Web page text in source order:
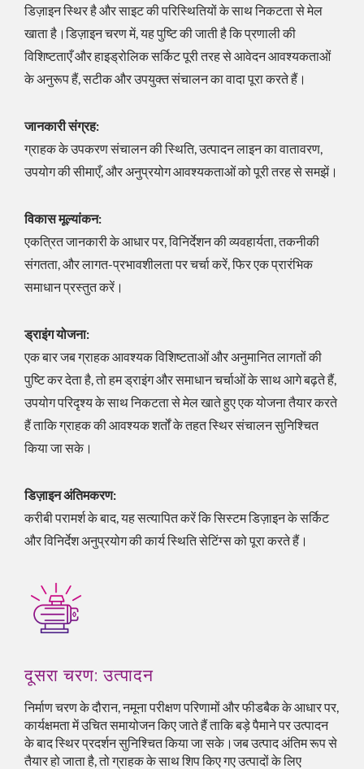
डिज़ाइन स्थिर है और साइट की परिस्थितियों के साथ निकटता से मेल
खाता है।डिज़ाइन चरण में, यह पुष्टि की जाती है कि प्रणाली की
विशिष्टताएँ और हाइड्रोलिक सर्किट पूरी तरह से आवेदन आवश्यकताओं
के अनुरूप हैं, सटीक और उपयुक्त संचालन का वादा पूरा करते हैं।
जानकारी संग्रह:
ग्राहक के उपकरण संचालन की स्थिति, उत्पादन लाइन का वातावरण,
उपयोग की सीमाएँ, और अनुप्रयोग आवश्यकताओं को पूरी तरह से समझें।
विकास मूल्यांकन:
एकत्रित जानकारी के आधार पर, विनिर्देशन की व्यवहार्यता, तकनीकी
संगतता, और लागत-प्रभावशीलता पर चर्चा करें, फिर एक प्रारंभिक
समाधान प्रस्तुत करें।
ड्राइंग योजना:
एक बार जब ग्राहक आवश्यक विशिष्टताओं और अनुमानित लागतों की
पुष्टि कर देता है, तो हम ड्राइंग और समाधान चर्चाओं के साथ आगे बढ़ते हैं,
उपयोग परिदृश्य के साथ निकटता से मेल खाते हुए एक योजना तैयार करते
हैं ताकि ग्राहक की आवश्यक शर्तों के तहत स्थिर संचालन सुनिश्चित
किया जा सके।
डिज़ाइन अंतिमकरण:
करीबी परामर्श के बाद, यह सत्यापित करें कि सिस्टम डिज़ाइन के सर्किट
और विनिर्देश अनुप्रयोग की कार्य स्थिति सेटिंग्स को पूरा करते हैं।
दूसरा चरण: उत्पादन
निर्माण चरण के दौरान, नमूना परीक्षण परिणामों और फीडबैक के आधार पर,
कार्यक्षमता में उचित समायोजन किए जाते हैं ताकि बड़े पैमाने पर उत्पादन
के बाद स्थिर प्रदर्शन सुनिश्चित किया जा सके।जब उत्पाद अंतिम रूप से
तैयार हो जाता है, तो ग्राहक के साथ शिप किए गए उत्पादों के लिए